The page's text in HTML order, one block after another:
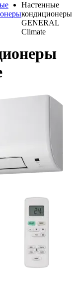
Настенные
кондиционеры
GENERAL
Climate